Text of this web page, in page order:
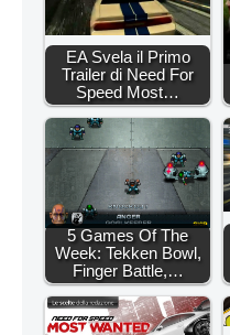
EA Svela il Primo
Trailer di Need For
Speed Most…
5 Games Of The
Week: Tekken Bowl,
Finger Battle,…